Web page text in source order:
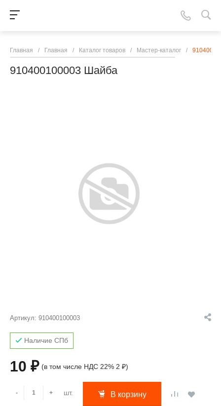
Главная / Главная / Каталог товаров / Мастер-каталог /
910400100003 Шайба
Артикул: 910400100003
Наличие СПб
10 ₽ (в том числе НДС 22% 2 ₽)
- + шт. В корзину